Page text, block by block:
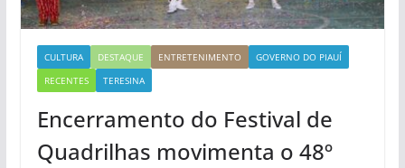
CULTURA DESTAQUE ENTRETENIMENTO
GOVERNO DO PIAUÍ
RECENTES
TERESINA
Encerramento do Festival de
Quadrilhas movimenta o 48º